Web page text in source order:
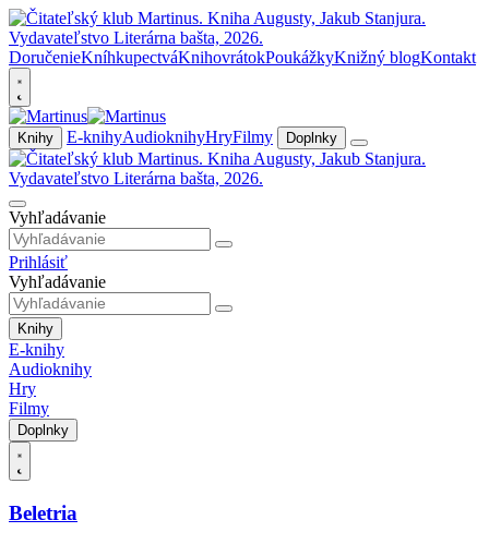
DoručenieKníhkupectváKnihovrátokPoukážkyKnižný blogKontakt
Knihy E-knihyAudioknihyHryFilmy Doplnky
Vyhľadávanie
Prihlásiť
Vyhľadávanie
Knihy
E-knihy
Audioknihy
Hry
Filmy
Doplnky
Beletria